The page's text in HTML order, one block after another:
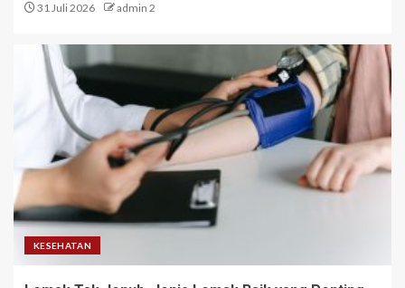
31 Juli 2026 admin 2
KESEHATAN